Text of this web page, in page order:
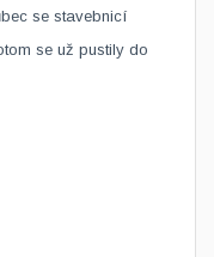
se stavebnicí
se už pustily do